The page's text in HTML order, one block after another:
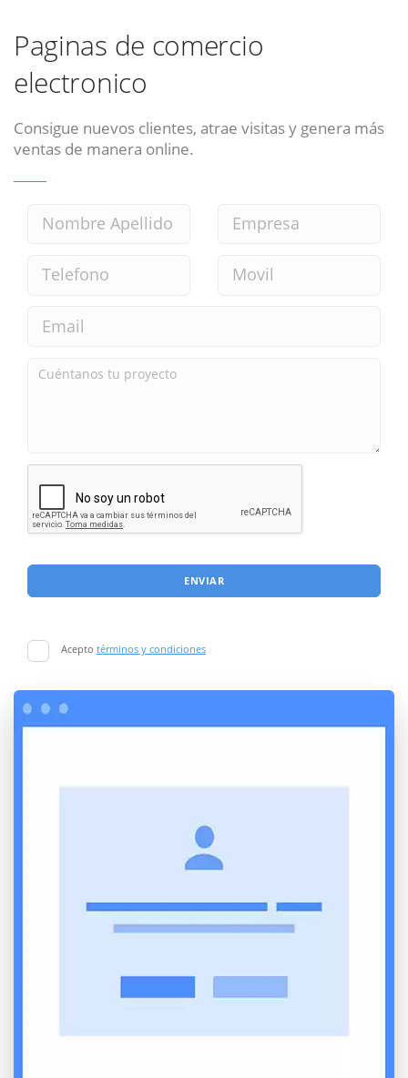
Paginas de comercio
electronico
Consigue nuevos clientes, atrae visitas y genera más
ventas de manera online.
ENVIAR
Acepto términos y condiciones